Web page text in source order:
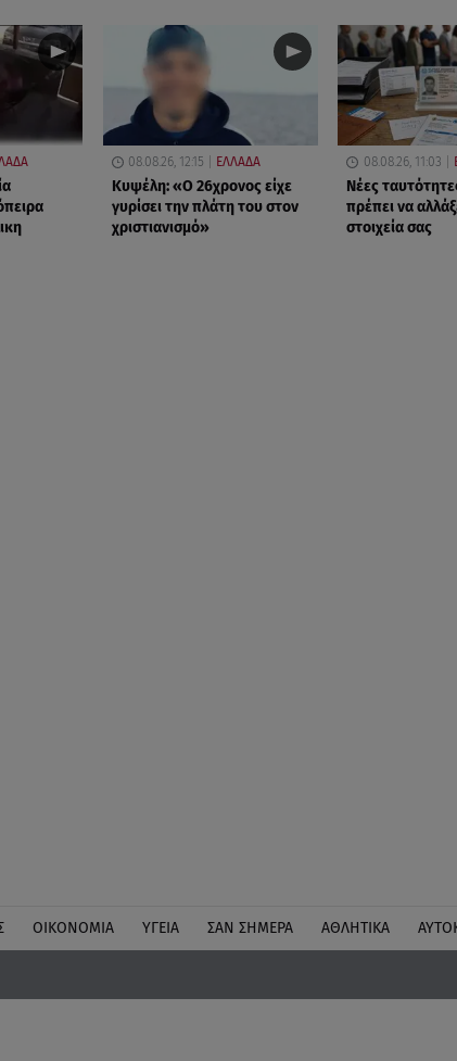
08.08.26, 12:15 ΕΛΛΑΔΑ
Κυψέλη: «Ο 26χρονος είχε
γυρίσει την πλάτη του στον
χριστιανισμό»
08.08.26, 11:03
Νέες
πρέπει να
στοιχεία σας
ΟΙΚΟΝΟΜΙΑ ΥΓΕΙΑ ΣΑΝ ΣΗΜΕΡΑ ΑΘΛΗΤΙΚΑ